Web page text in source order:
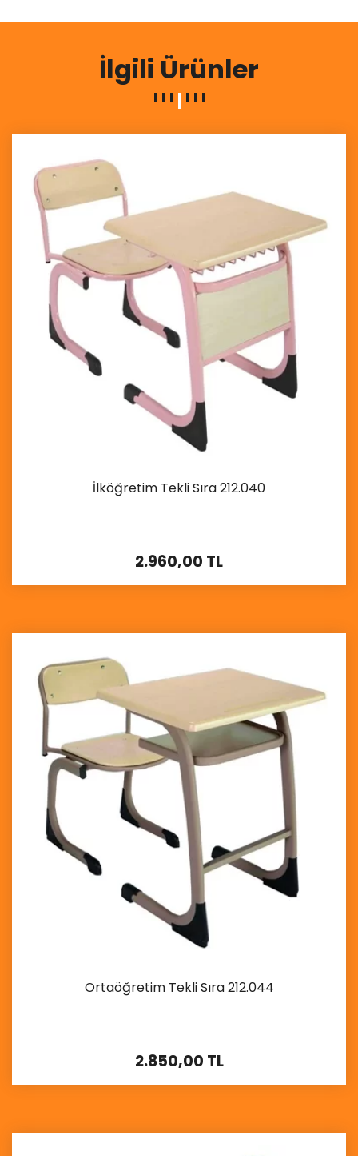
İlgili Ürünler
İlköğretim Tekli Sıra 212.040
2.960,00 TL
İncele
Ortaöğretim Tekli Sıra 212.044
2.850,00 TL
İncele